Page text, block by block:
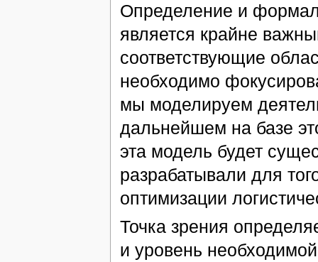
Определение и
является крайне
соответствующие
необходимо
мы моделируем
дальнейшем на базе
эта модель будет
разрабатывали для
оптимизации
Точка зрения
и уровень